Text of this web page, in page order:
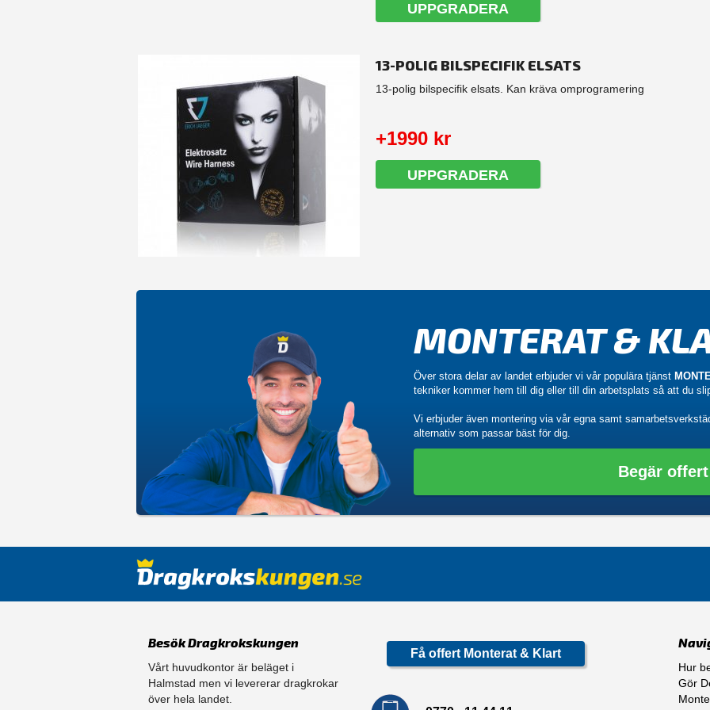
UPPGRADERA
13-POLIG BILSPECIFIK ELSATS
13-polig bilspecifik elsats. Kan kräva omprogramering
+1990 kr
UPPGRADERA
MONTERAT &
Över stora delar av landet erbjuder vi vår populära tjänst
tekniker kommer hem till dig eller till din arbetsplats så att du
Vi erbjuder även montering via vår egna samt
alternativ som passar bäst för dig.
Begär offert
Besök Dragkrokskungen
Vårt huvudkontor är beläget i
Halmstad men vi levererar dragkrokar
över hela landet.
Få offert Monterat & Klart
Hur
Gör